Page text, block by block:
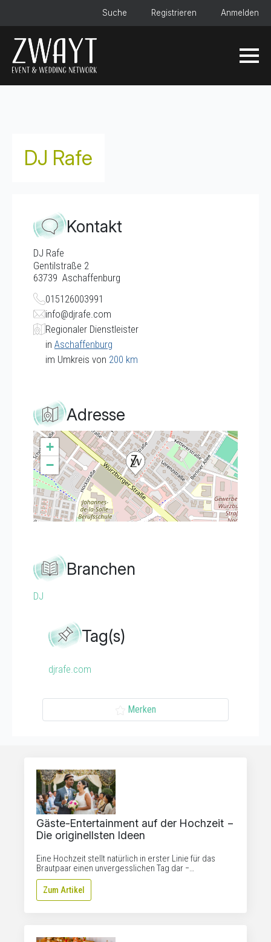
Suche Registrieren Anmelden
DJ Rafe
Kontakt
DJ Rafe
Gentilstraße 2
63739 Aschaffenburg
015126003991
info@djrafe.com
Regionaler Dienstleister
in Aschaffenburg
im Umkreis von 200 km
Adresse
+
−
Branchen
DJ
Tag(s)
djrafe.com
Merken
Gäste-Entertainment auf der Hochzeit −
Die originellsten Ideen
Eine Hochzeit stellt natürlich in erster Linie für das
Brautpaar einen unvergesslichen Tag dar −…
Zum Artikel